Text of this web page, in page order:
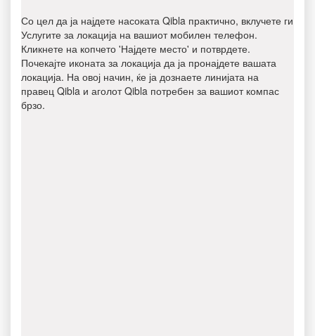
Со цел да ја најдете насоката Qibla практично, вклучете ги
Услугите за локација на вашиот мобилен телефон.
Кликнете на копчето 'Најдете место' и потврдете.
Почекајте иконата за локација да ја пронајдете вашата
локација. На овој начин, ќе ја дознаете линијата на
правец Qibla и аголот Qibla потребен за вашиот компас
брзо.